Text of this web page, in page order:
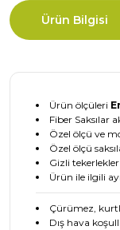
Ürün Bilgisi
Ürün ölçüleri
Fiber Saksılar
Özel ölçü ve
Özel ölçü
Gizli
Ürün ile ilgili
Çürümez,
Dış hava